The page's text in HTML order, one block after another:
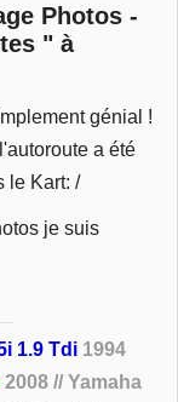
Photos -
" à
génial !
a été
le Kart: /
je suis
1.9 Tdi 1994
2008 // Yamaha